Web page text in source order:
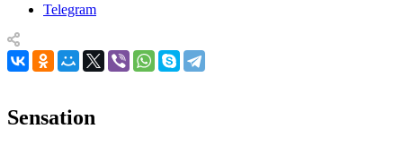
Telegram
Sensation